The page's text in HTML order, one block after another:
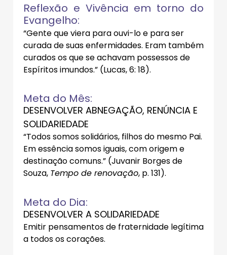
Reflexão e Vivência em torno do
Evangelho:
“Gente que viera para ouvi-lo e para ser
curada de suas enfermidades. Eram também
curados os que se achavam possessos de
Espíritos imundos.” (Lucas, 6: 18).
Meta do Mês:
DESENVOLVER ABNEGAÇÃO, RENÚNCIA E
SOLIDARIEDADE
“Todos somos solidários, filhos do mesmo Pai.
Em essência somos iguais, com origem e
destinação comuns.” (Juvanir Borges de
Souza, Tempo de renovação, p. 131).
Meta do Dia:
DESENVOLVER A SOLIDARIEDADE
Emitir pensamentos de fraternidade legítima
a todos os corações.